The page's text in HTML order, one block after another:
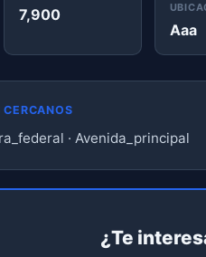
7,900
Aaa
CERCANOS
· Avenida_principal
¿Te